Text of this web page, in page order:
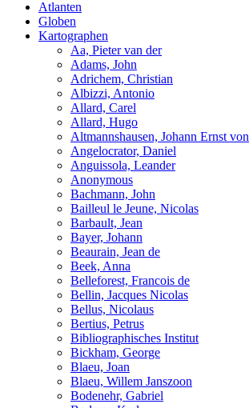
Atlanten
Globen
Kartographen
Aa, Pieter van der
Adams, John
Adrichem, Christian
Albizzi, Antonio
Allard, Carel
Allard, Hugo
Altmannshausen, Johann Ernst von
Angelocrator, Daniel
Anguissola, Leander
Anonymous
Bachmann, John
Bailleul le Jeune, Nicolas
Barbault, Jean
Bayer, Johann
Beaurain, Jean de
Beek, Anna
Belleforest, Francois de
Bellin, Jacques Nicolas
Bellus, Nicolaus
Bertius, Petrus
Bibliographisches Institut
Bickham, George
Blaeu, Joan
Blaeu, Willem Janszoon
Bodenehr, Gabriel